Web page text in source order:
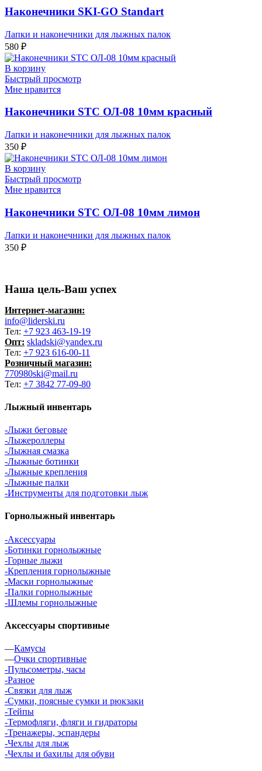
Наконечники SKI-GO Standart
Лапки и наконечники для лыжных палок
580 ₽
В корзину
Быстрый просмотр
Мне нравится
Наконечники STC ОЛ-08 10мм красный
Лапки и наконечники для лыжных палок
350 ₽
В корзину
Быстрый просмотр
Мне нравится
Наконечники STC ОЛ-08 10мм лимон
Лапки и наконечники для лыжных палок
350 ₽
Наша цель-Ваш успех
Интернет-магазин:
info@liderski.ru
Тел: +7 923 463-19-19
Опт: skladski@yandex.ru
Тел: +7 923 616-00-11
Розничный магазин:
770980ski@mail.ru
Тел: +7 3842 77-09-80
Лыжный инвентарь
-Лыжи беговые
-Лыжероллеры
-Лыжная смазка
-Лыжные ботинки
-Лыжные крепления
-Лыжные палки
-Инструменты для подготовки лыж
Горнолыжный инвентарь
-Аксессуары
-Ботинки горнолыжные
-Горные лыжи
-Крепления горнолыжные
-Маски горнолыжные
-Палки горнолыжные
-Шлемы горнолыжные
Аксессуары спортивные
—Камусы
—Очки спортивные
-Пульсометры, часы
-Разное
-Связки для лыж
-Сумки, поясные сумки и рюкзаки
-Тейпы
-Термофляги, фляги и гидраторы
-Тренажеры, эспандеры
-Чехлы для лыж
-Чехлы и бахилы для обуви